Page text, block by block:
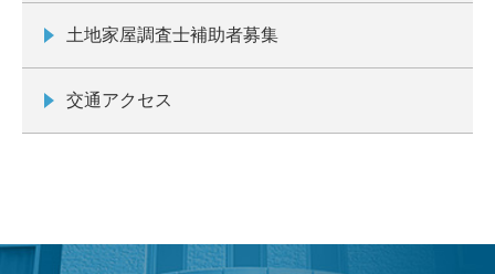
土地家屋調査士補助者募集
交通アクセス